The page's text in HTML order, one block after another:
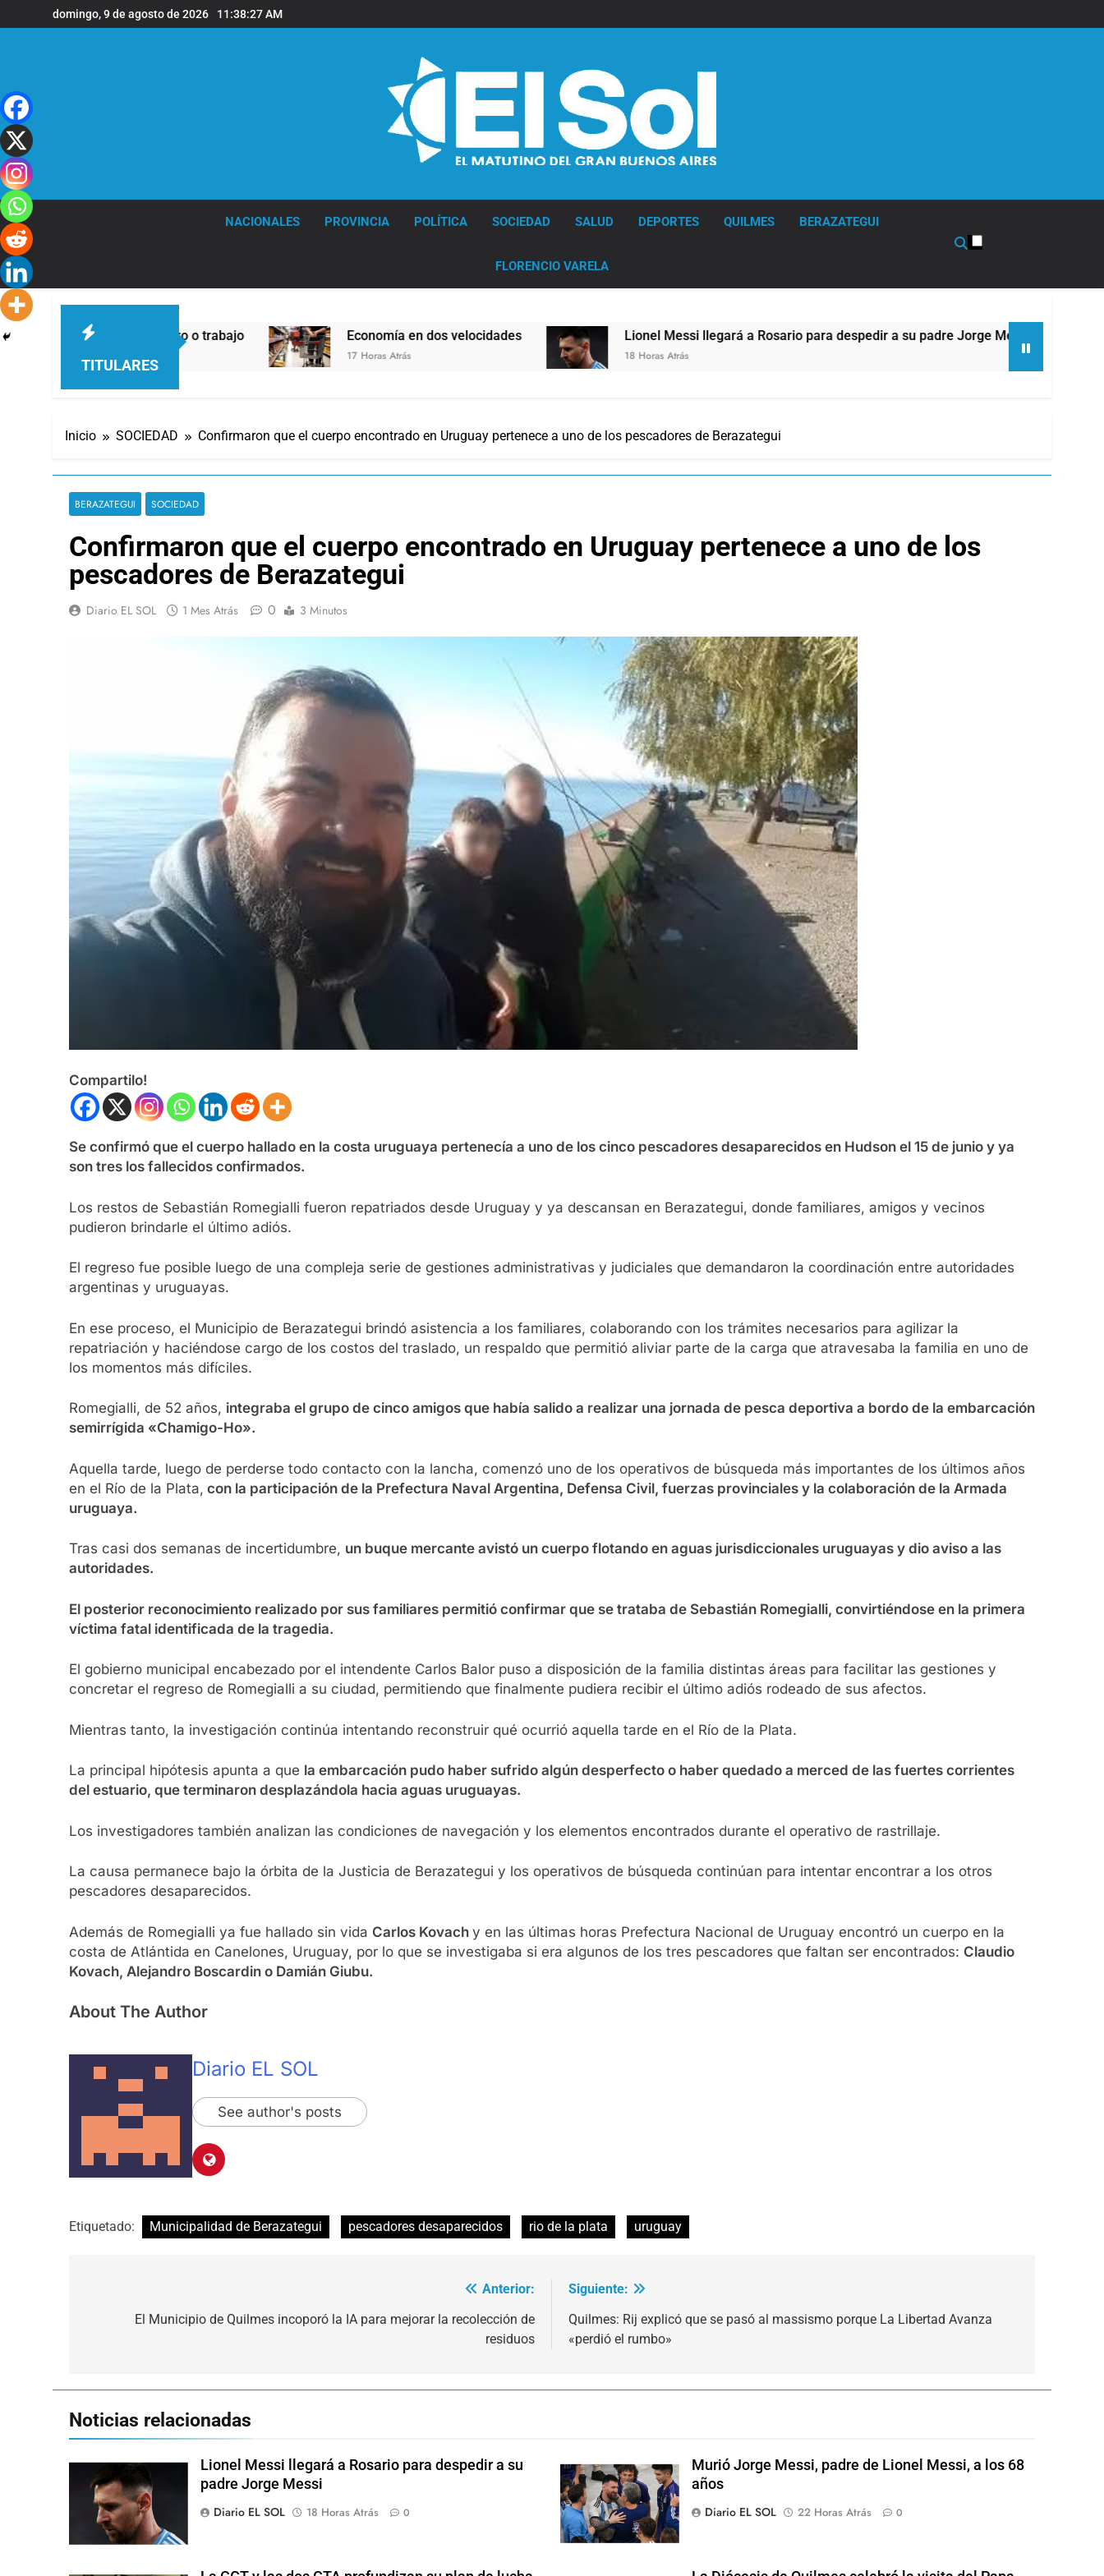
al
domingo, 9 de agosto de 2026 11:38:28 AM
NACIONALES PROVINCIA POLÍTICA SOCIEDAD SALUD DEPORTES QUILMES BERAZATEGUI
FLORENCIO VARELA
TITULARES
dinero o trabajo Economía en dos velocidades
17 Horas Atrás
Lionel Messi llegará a Rosario para despedir a su padre Jorge Messi
18 Horas Atrás
Inicio SOCIEDAD Confirmaron que el cuerpo encontrado en Uruguay pertenece a uno de los pescadores de Berazategui
BERAZATEGUI SOCIEDAD
Confirmaron que el cuerpo encontrado en Uruguay pertenece a uno de los
pescadores de Berazategui
Diario EL SOL 1 Mes Atrás 0 3 Minutos
Compartilo!
Se confirmó que el cuerpo hallado en la costa uruguaya pertenecía a uno de los cinco pescadores desaparecidos en Hudson el 15 de junio y ya
son tres los fallecidos confirmados.
Los restos de Sebastián Romegialli fueron repatriados desde Uruguay y ya descansan en Berazategui, donde familiares, amigos y vecinos
pudieron brindarle el último adiós.
El regreso fue posible luego de una compleja serie de gestiones administrativas y judiciales que demandaron la coordinación entre autoridades
argentinas y uruguayas.
En ese proceso, el Municipio de Berazategui brindó asistencia a los familiares, colaborando con los trámites necesarios para agilizar la
repatriación y haciéndose cargo de los costos del traslado, un respaldo que permitió aliviar parte de la carga que atravesaba la familia en uno de
los momentos más difíciles.
Romegialli, de 52 años, integraba el grupo de cinco amigos que había salido a realizar una jornada de pesca deportiva a bordo de la embarcación
semirrígida «Chamigo-Ho».
Aquella tarde, luego de perderse todo contacto con la lancha, comenzó uno de los operativos de búsqueda más importantes de los últimos años
en el Río de la Plata, con la participación de la Prefectura Naval Argentina, Defensa Civil, fuerzas provinciales y la colaboración de la Armada
uruguaya.
Tras casi dos semanas de incertidumbre, un buque mercante avistó un cuerpo flotando en aguas jurisdiccionales uruguayas y dio aviso a las
autoridades.
El posterior reconocimiento realizado por sus familiares permitió confirmar que se trataba de Sebastián Romegialli, convirtiéndose en la primera
víctima fatal identificada de la tragedia.
El gobierno municipal encabezado por el intendente Carlos Balor puso a disposición de la familia distintas áreas para facilitar las gestiones y
concretar el regreso de Romegialli a su ciudad, permitiendo que finalmente pudiera recibir el último adiós rodeado de sus afectos.
Mientras tanto, la investigación continúa intentando reconstruir qué ocurrió aquella tarde en el Río de la Plata.
La principal hipótesis apunta a que la embarcación pudo haber sufrido algún desperfecto o haber quedado a merced de las fuertes corrientes
del estuario, que terminaron desplazándola hacia aguas uruguayas.
Los investigadores también analizan las condiciones de navegación y los elementos encontrados durante el operativo de rastrillaje.
La causa permanece bajo la órbita de la Justicia de Berazategui y los operativos de búsqueda continúan para intentar encontrar a los otros
pescadores desaparecidos.
Además de Romegialli ya fue hallado sin vida Carlos Kovach y en las últimas horas Prefectura Nacional de Uruguay encontró un cuerpo en la
costa de Atlántida en Canelones, Uruguay, por lo que se investigaba si era algunos de los tres pescadores que faltan ser encontrados: Claudio
Kovach, Alejandro Boscardin o Damián Giubu.
About The Author
Diario EL SOL
See author's posts
Etiquetado: Municipalidad de Berazategui pescadores desaparecidos rio de la plata uruguay
Anterior:
El Municipio de Quilmes incoporó la IA para mejorar la recolección de
residuos
Siguiente:
Quilmes: Rij explicó que se pasó al massismo porque La Libertad Avanza
«perdió el rumbo»
Noticias relacionadas
Lionel Messi llegará a Rosario para despedir a su
padre Jorge Messi
Diario EL SOL
18 Horas Atrás 0
Murió Jorge Messi, padre de Lionel Messi, a los 68
años
Diario EL SOL
22 Horas Atrás 0